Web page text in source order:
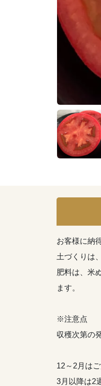
お客様に納
土づくりは
肥料は、米
ます。
※注意点
収穫次第の
12～2月は
3月以降は2